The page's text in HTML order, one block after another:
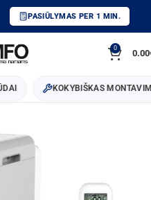
PASIŪLYMAS PER 1 MIN.
0 0.00
KOKYBIŠKAS